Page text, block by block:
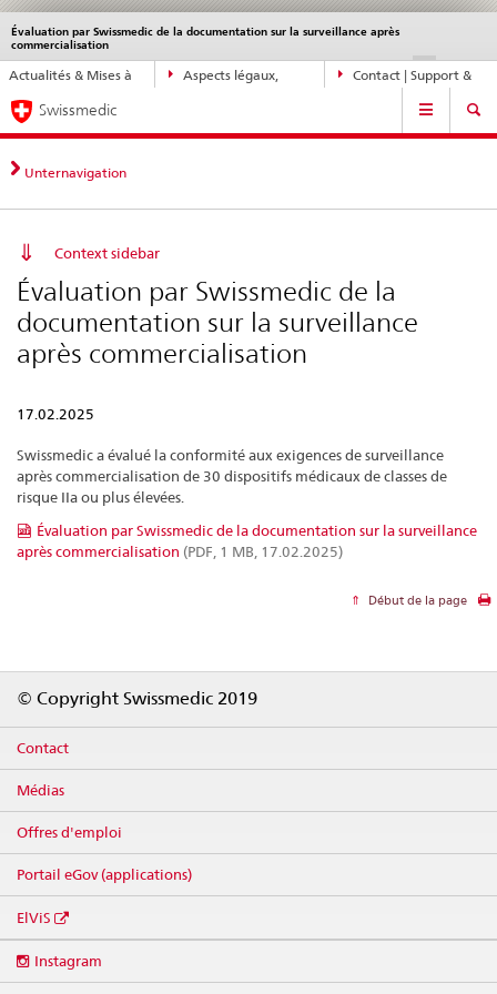
Navigation
directe:
actualités,
bases
juridiques,
contact
Actualités & Mises à
Aspects légaux,
Contact | Support &
Évaluation par Swissmedic de la documentation sur la surveillance après
commercialisation
DE EN
Service
navigation
Navigation
Swissmedic
Unternavigation
Context sidebar
Évaluation par Swissmedic de la
documentation sur la surveillance
après commercialisation
17.02.2025
Swissmedic a évalué la conformité aux exigences de surveillance
après commercialisation de 30 dispositifs médicaux de classes de
risque IIa ou plus élevées.
Évaluation par Swissmedic de la documentation sur la surveillance
après commercialisation (PDF, 1 MB, 17.02.2025)
Début de la page
© Copyright Swissmedic 2019
Contact
Médias
Offres d'emploi
Portail eGov (applications)
ElViS
media
Instagram